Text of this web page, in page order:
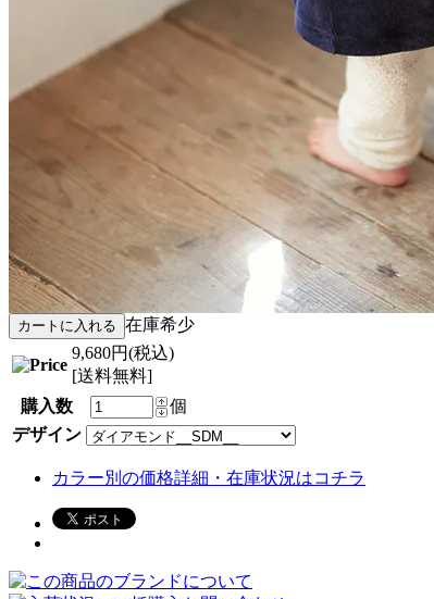
在庫希少
9,680円(税込)
[送料無料]
購入数
個
デザイン
カラー別の価格詳細・在庫状況はコチラ